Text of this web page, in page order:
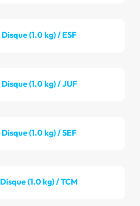
Disque (1.0 kg) / ESF
Disque (1.0 kg) / JUF
Disque (1.0 kg) / SEF
Disque (1.0 kg) / TCM